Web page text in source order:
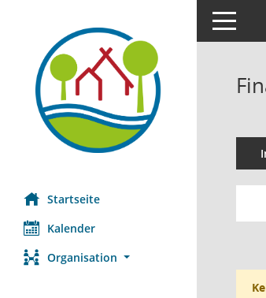
Startseite
Kalender
Organisation
Toggle